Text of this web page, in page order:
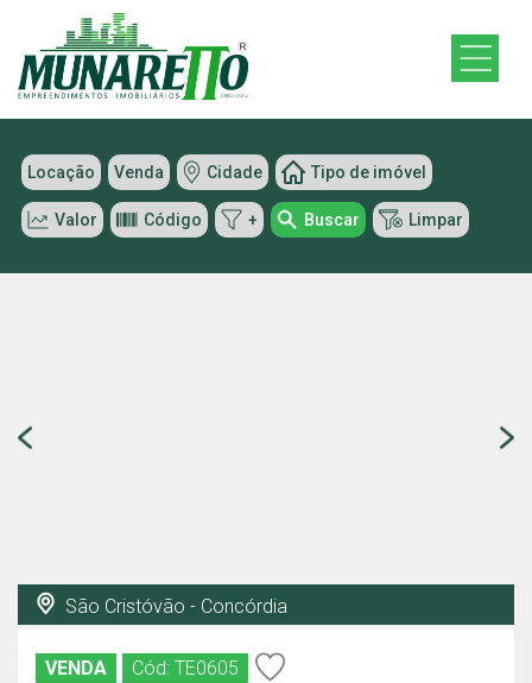
Locação Venda Cidade Tipo de imóvel
Valor Código + Buscar Limpar
São Cristóvão - Concórdia
VENDA Cód: TE0605